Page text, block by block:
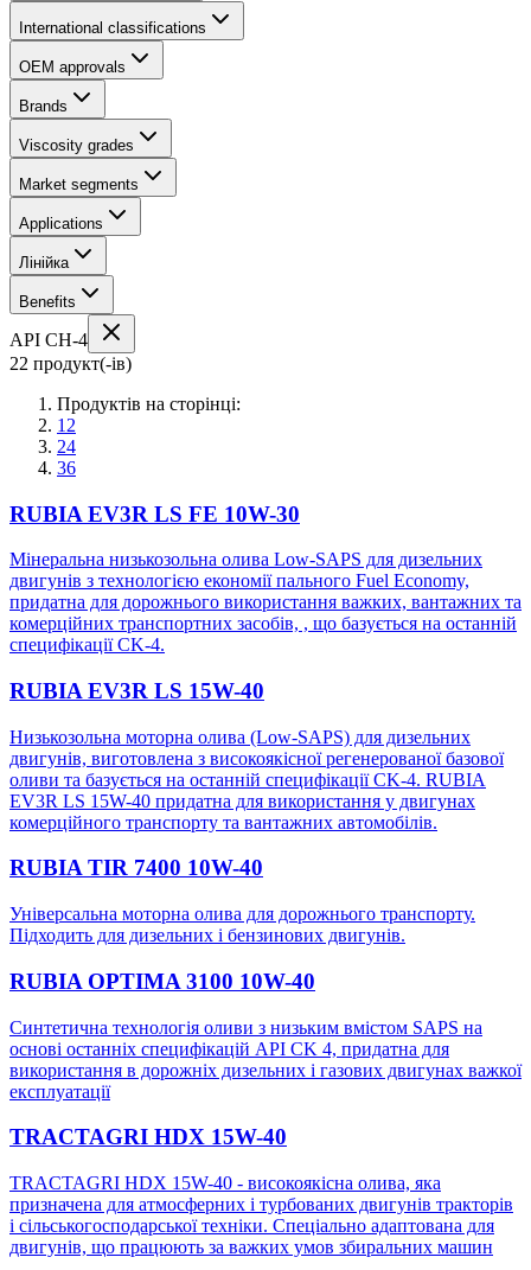
International classifications
OEM approvals
Brands
Viscosity grades
Market segments
Applications
Лінійка
Benefits
API CH-4
22 продукт(-ів)
Продуктів на сторінці:
12
24
36
RUBIA EV3R LS FE 10W-30
Мінеральна низькозольна олива Low-SAPS для дизельних
двигунів з технологією економії пального Fuel Economy,
придатна для дорожнього використання важких, вантажних та
комерційних транспортних засобів, , що базується на останній
специфікації CK-4.
RUBIA EV3R LS 15W-40
Низькозольна моторна олива (Low-SAPS) для дизельних
двигунів, виготовлена з високоякісної регенерованої базової
оливи та базується на останній специфікації CK-4. RUBIA
EV3R LS 15W-40 придатна для використання у двигунах
комерційного транспорту та вантажних автомобілів.
RUBIA TIR 7400 10W-40
Універсальна моторна олива для дорожнього транспорту.
Підходить для дизельних і бензинових двигунів.
RUBIA OPTIMA 3100 10W-40
Синтетична технологія оливи з низьким вмістом SAPS на
основі останніх специфікацій API CK 4, придатна для
використання в дорожніх дизельних і газових двигунах важкої
експлуатації
TRACTAGRI HDX 15W-40
TRACTAGRI HDX 15W-40 - високоякісна олива, яка
призначена для атмосферних і турбованих двигунів тракторів
і сільськогосподарської техніки. Спеціально адаптована для
двигунів, що працюють за важких умов збиральних машин